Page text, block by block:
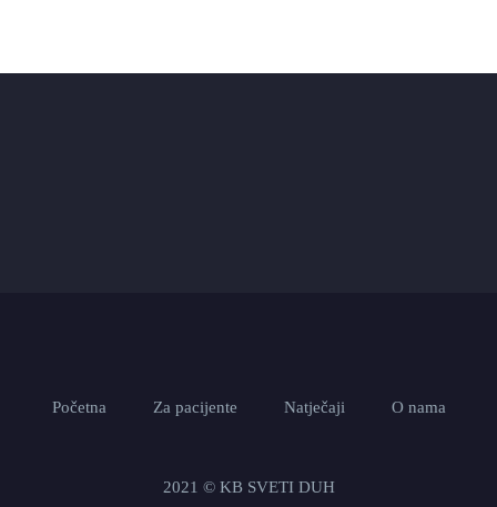
Početna Za pacijente Natječaji O nama
2021 © KB SVETI DUH